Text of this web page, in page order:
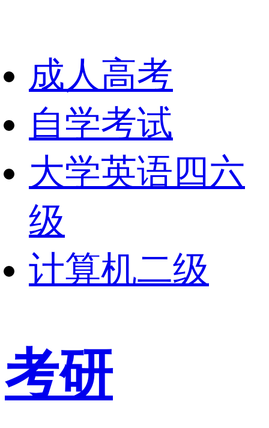
成人高考
自学考试
大学英语四六
级
计算机二级
考研